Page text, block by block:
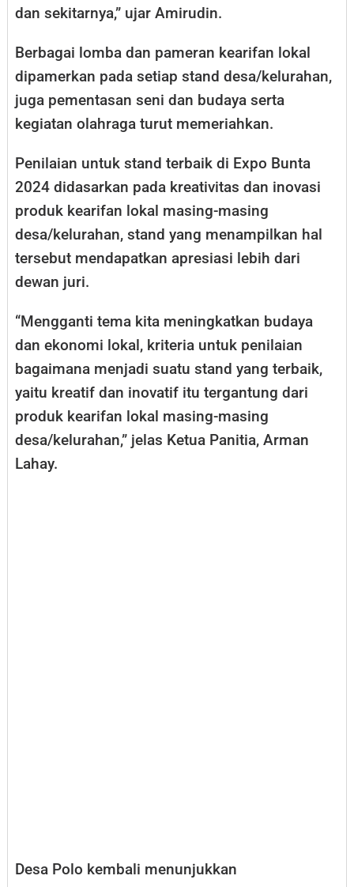
dan sekitarnya,” ujar Amirudin.
Berbagai lomba dan pameran kearifan lokal
dipamerkan pada setiap stand desa/kelurahan,
juga pementasan seni dan budaya serta
kegiatan olahraga turut memeriahkan.
Penilaian untuk stand terbaik di Expo Bunta
2024 didasarkan pada kreativitas dan inovasi
produk kearifan lokal masing-masing
desa/kelurahan, stand yang menampilkan hal
tersebut mendapatkan apresiasi lebih dari
dewan juri.
“Mengganti tema kita meningkatkan budaya
dan ekonomi lokal, kriteria untuk penilaian
bagaimana menjadi suatu stand yang terbaik,
yaitu kreatif dan inovatif itu tergantung dari
produk kearifan lokal masing-masing
desa/kelurahan,” jelas Ketua Panitia, Arman
Lahay.
Desa Polo kembali menunjukkan